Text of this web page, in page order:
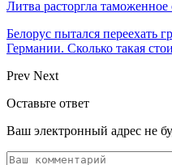
Литва расторгла
Белорус пытался переехать
Германии. Сколько такая
Prev Next
Оставьте ответ
Ваш электронный адрес не